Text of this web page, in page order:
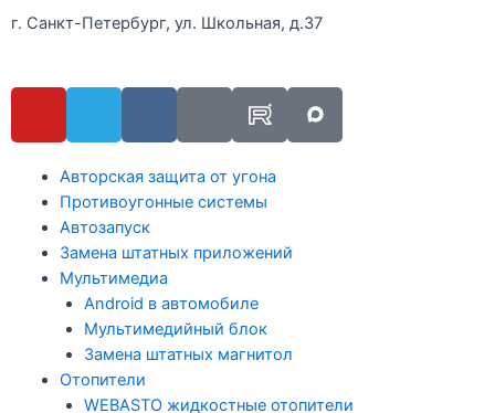
г. Санкт-Петербург, ул. Школьная, д.37
Авторская защита от угона
Противоугонные системы
Автозапуск
Замена штатных приложений
Мультимедиа
Android в автомобиле
Мультимедийный блок
Замена штатных магнитол
Отопители
WEBASTO жидкостные отопители